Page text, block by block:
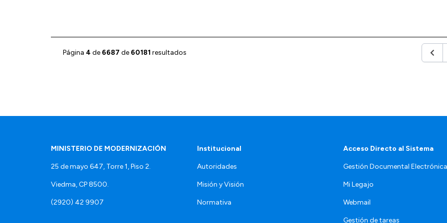
Página 4 de 6687 de 60181 resultados
MINISTERIO DE MODERNIZACIÓN
25 de mayo 647, Torre 1, Piso 2.
Viedma, CP 8500.
(2920) 42 9907
Institucional
Autoridades
Misión y Visión
Normativa
Acceso Directo al Sistema
Gestión Documental Electrónica
Mi Legajo
Webmail
Gestión de tareas